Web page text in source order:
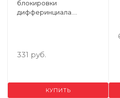
блокировки
дифферинциала.
331 руб.
КУПИТЬ